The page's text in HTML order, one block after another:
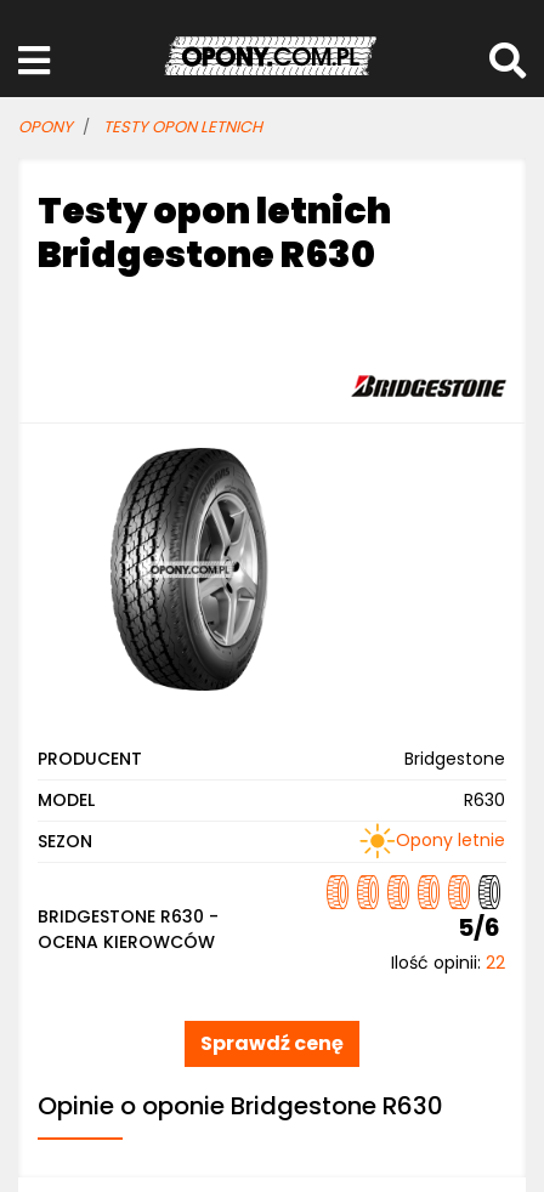
OPONY TESTY OPON LETNICH
Testy opon letnich
Bridgestone R630
PRODUCENT
Bridgestone
MODEL
R630
SEZON
Opony letnie
BRIDGESTONE R630 -
OCENA KIEROWCÓW
5/6
Ilość opinii: 22
Sprawdź cenę
Opinie o oponie Bridgestone R630